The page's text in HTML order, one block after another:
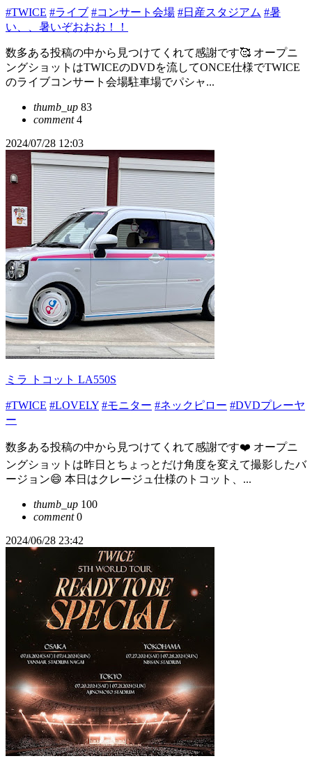
#TWICE #ライブ #コンサート会場 #日産スタジアム #暑
い、、暑いぞおおお！！
数多ある投稿の中から見つけてくれて感謝です🥰 オープニ
ングショットはTWICEのDVDを流してONCE仕様でTWICE
のライブコンサート会場駐車場でパシャ...
thumb_up 83
comment4
2024/07/28 12:03
ミラ トコット LA550S
#TWICE #LOVELY #モニター #ネックピロー #DVDプレーヤ
ー
数多ある投稿の中から見つけてくれて感謝です❤️ オープニ
ングショットは昨日とちょっとだけ角度を変えて撮影したバ
ージョン😄 本日はクレージュ仕様のトコット、...
thumb_up 100
comment0
2024/06/28 23:42